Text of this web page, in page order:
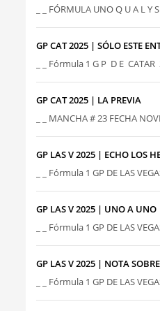
_ _ FÓRMULA UNO Q U A L Y
GP CAT 2025 | SÓLO ESTE
_ _ Fórmula 1 G P D E
GP CAT 2025 | LA PREVIA
_ _ MANCHA # 23 FECHA
GP LAS V 2025 | ECHO LOS
_ _ Fórmula 1 GP DE LAS
GP LAS V 2025 | UNO A UNO
_ _ Fórmula 1 GP DE LAS
GP LAS V 2025 | NOTA
_ _ Fórmula 1 GP DE LAS